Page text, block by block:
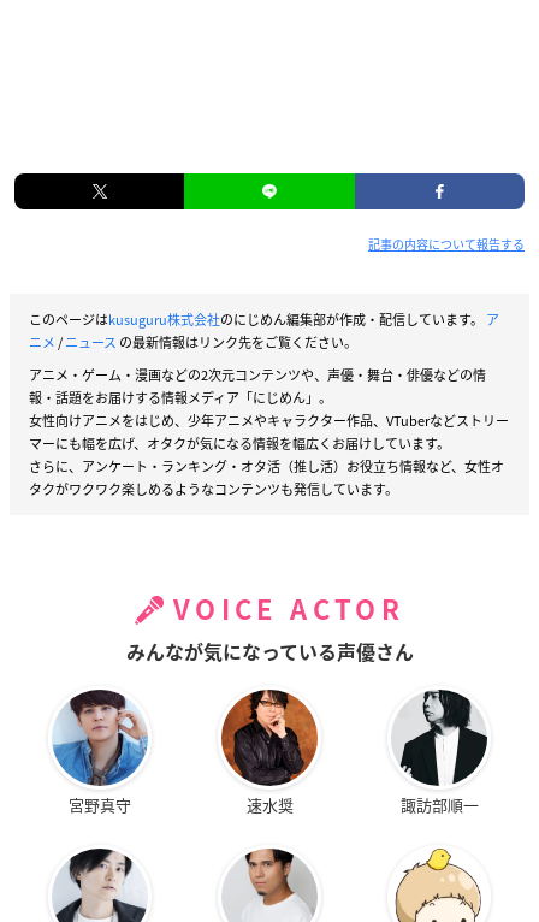
記事の内容について報告する
このページはkusuguru株式会社のにじめん編集部が作成・配信しています。 ア
ニメ/ニュース の最新情報はリンク先をご覧ください。
アニメ・ゲーム・漫画などの2次元コンテンツや、声優・舞台・俳優などの情
報・話題をお届けする情報メディア「にじめん」。
女性向けアニメをはじめ、少年アニメやキャラクター作品、VTuberなどストリー
マーにも幅を広げ、オタクが気になる情報を幅広くお届けしています。
さらに、アンケート・ランキング・オタ活（推し活）お役立ち情報など、女性オ
タクがワクワク楽しめるようなコンテンツも発信しています。
VOICE ACTOR
みんなが気になっている声優さん
宮野真守 速水奨 諏訪部順一